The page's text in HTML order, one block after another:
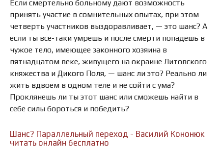
Если смертельно больному дают возможность
принять участие в сомнительных опытах, при этом
четверть участников выздоравливает, — это шанс? А
если ты все-таки умрешь и после смерти попадешь в
чужое тело, имеющее законного хозяина в
пятнадцатом веке, живущего на окраине Литовского
княжества и Дикого Поля, — шанс ли это? Реально ли
жить вдвоем в одном теле и не сойти с ума?
Проклянешь ли ты этот шанс или сможешь найти в
себе силы бороться и победить?
Шанс? Параллельный переход - Василий Кононюк
читать онлайн бесплатно